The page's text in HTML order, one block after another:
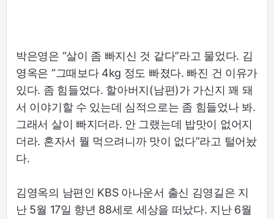
박은영은 “살이 좀 빠지신 것 같다”라고 물었다. 김
영옥은 “그때보다 4kg 정도 빠졌다. 빠진 건 이유가
있다. 좀 힘들었다. 할아버지(남편)가 가신지 꽤 돼
서 이야기할 수 있는데 심적으로는 좀 힘들었나 봐.
그래서 살이 빠지더라. 안 그랬는데 밥맛이 없어지
더라. 혼자서 뭘 먹으려니까 맛이 없다”라고 털어놨
다.
김영옥의 남편인 KBS 아나운서 출신 김영길은 지
난 5월 17일 향년 88세로 세상을 떠났다. 지난 6월